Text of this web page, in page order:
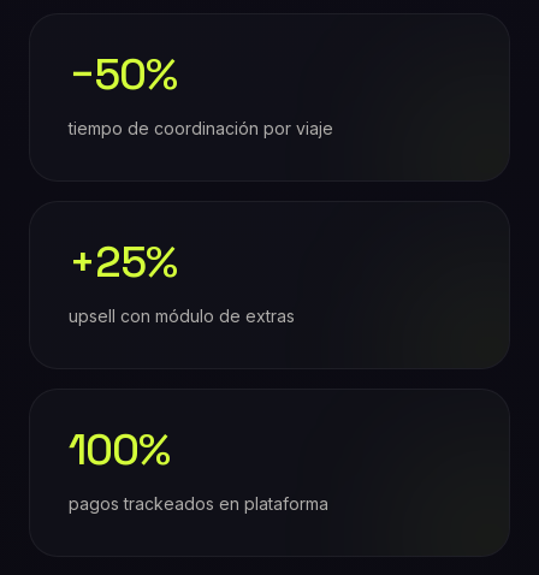
−50%
tiempo de coordinación por viaje
+25%
upsell con módulo de extras
100%
pagos trackeados en plataforma